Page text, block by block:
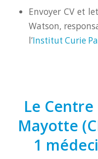
Envoyer CV et
Watson,
l’Institut Curie
Le
Mayotte
1